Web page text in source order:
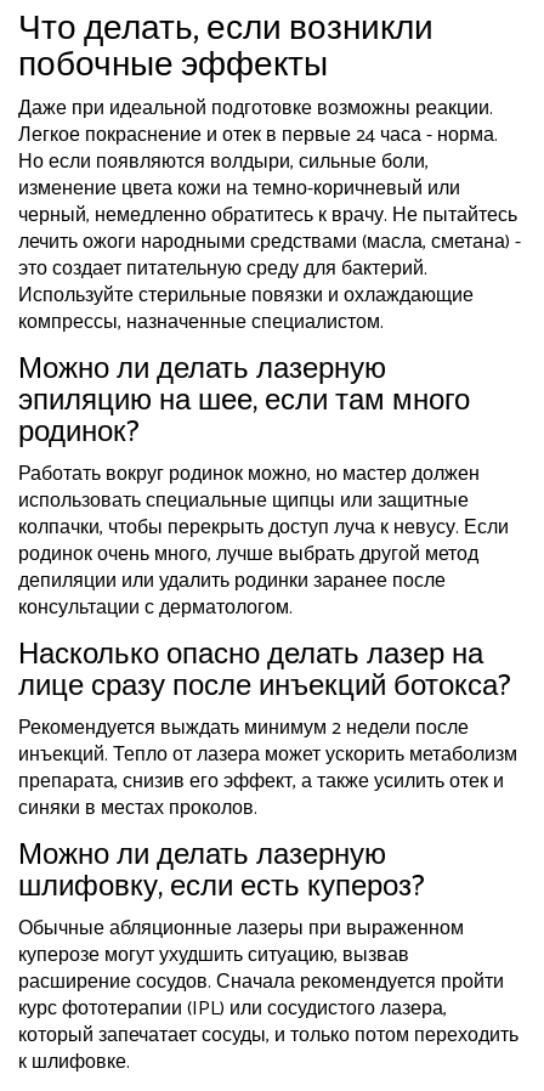
Что делать, если возникли
побочные эффекты
Даже при идеальной подготовке возможны реакции.
Легкое покраснение и отек в первые 24 часа - норма.
Но если появляются волдыри, сильные боли,
изменение цвета кожи на темно-коричневый или
черный, немедленно обратитесь к врачу. Не пытайтесь
лечить ожоги народными средствами (масла, сметана) -
это создает питательную среду для бактерий.
Используйте стерильные повязки и охлаждающие
компрессы, назначенные специалистом.
Можно ли делать лазерную
эпиляцию на шее, если там много
родинок?
Работать вокруг родинок можно, но мастер должен
использовать специальные щипцы или защитные
колпачки, чтобы перекрыть доступ луча к невусу. Если
родинок очень много, лучше выбрать другой метод
депиляции или удалить родинки заранее после
консультации с дерматологом.
Насколько опасно делать лазер на
лице сразу после инъекций ботокса?
Рекомендуется выждать минимум 2 недели после
инъекций. Тепло от лазера может ускорить метаболизм
препарата, снизив его эффект, а также усилить отек и
синяки в местах проколов.
Можно ли делать лазерную
шлифовку, если есть купероз?
Обычные абляционные лазеры при выраженном
куперозе могут ухудшить ситуацию, вызвав
расширение сосудов. Сначала рекомендуется пройти
курс фототерапии (IPL) или сосудистого лазера,
который запечатает сосуды, и только потом переходить
к шлифовке.